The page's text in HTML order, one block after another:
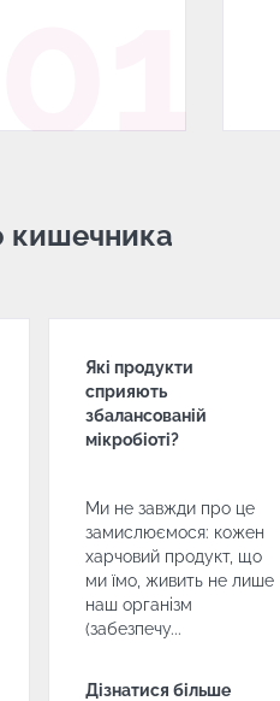
кишечника
Які продукти
сприяють
збалансованій
мікробіоті?
Ми не завжди про це
замислюємося: кожен
харчовий продукт, що
ми їмо, живить не лише
наш організм
(забезпечу...
Дізнатися більше